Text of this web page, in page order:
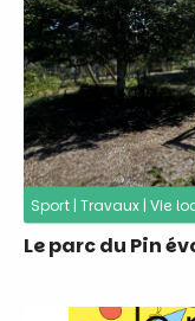
Sport | Travaux | Vie
Le parc du Pin